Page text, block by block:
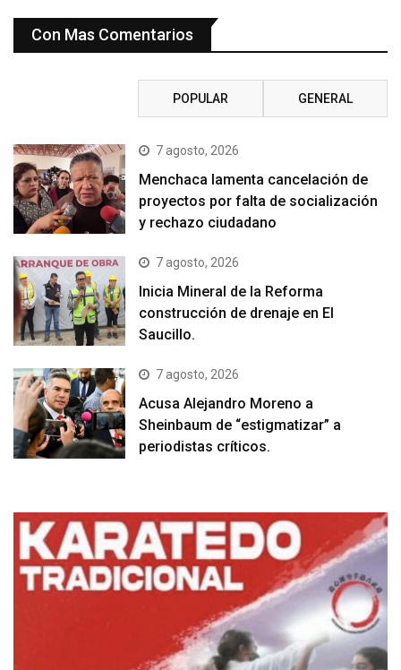
Con Mas Comentarios
POPULAR GENERAL
7 agosto, 2026
Menchaca lamenta cancelación de
proyectos por falta de socialización
y rechazo ciudadano
7 agosto, 2026
Inicia Mineral de la Reforma
construcción de drenaje en El
Saucillo.
7 agosto, 2026
Acusa Alejandro Moreno a
Sheinbaum de “estigmatizar” a
periodistas críticos.